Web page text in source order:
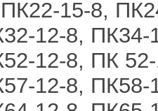
15-8,
12-8,
12-8, ПК
12-8,